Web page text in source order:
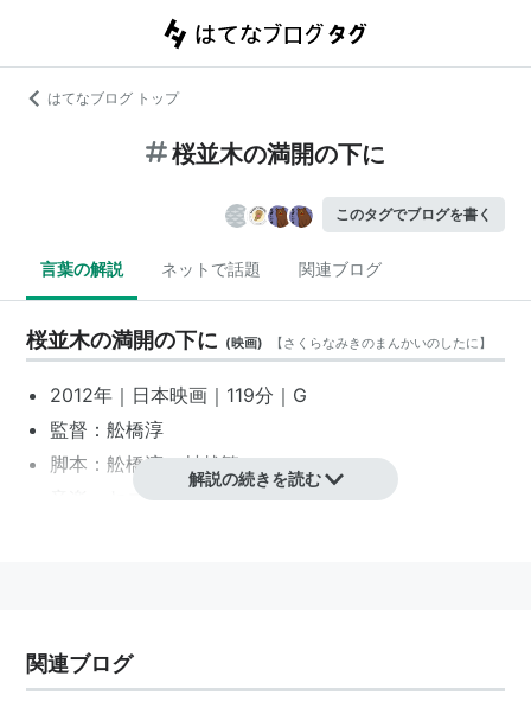
はてなブログ トップ
桜並木の満開の下に
このタグでブログを書く
言葉の解説 ネットで話題 関連ブログ
桜並木の満開の下に (映画) 【さくらなみきのまんかいのしたに】
2012年｜ 日本映画 ｜119分｜G
監督：舩橋淳
脚本：舩橋淳、村越繁
ヤニック・ドゥズインスキー
解説の続きを読む
関連ブログ